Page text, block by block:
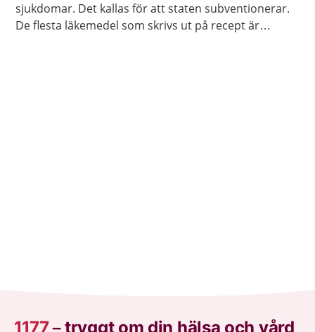
sjukdomar. Det kallas för att staten subventionerar.
De flesta läkemedel som skrivs ut på recept är
1177–tryggt om din hälsa och vård